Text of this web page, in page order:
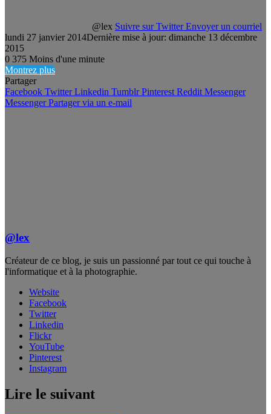
@lex Suivre sur Twitter Envoyer un courriel
lundi 27 janvier 2014Dernière mise à jour: dimanche 13 décembre
2015
0 375 Moins d'une minute
Montrez plus
Partager
Facebook Twitter Linkedin Tumblr Pinterest Reddit Messenger
Messenger Partager via un e-mail
@lex
Créateur de ce blog, je suis un passionné par tout ce qui touche à
l'informatique et à la photographie.
Website
Facebook
Twitter
Linkedin
Flickr
YouTube
Pinterest
Instagram
Lire le suivant